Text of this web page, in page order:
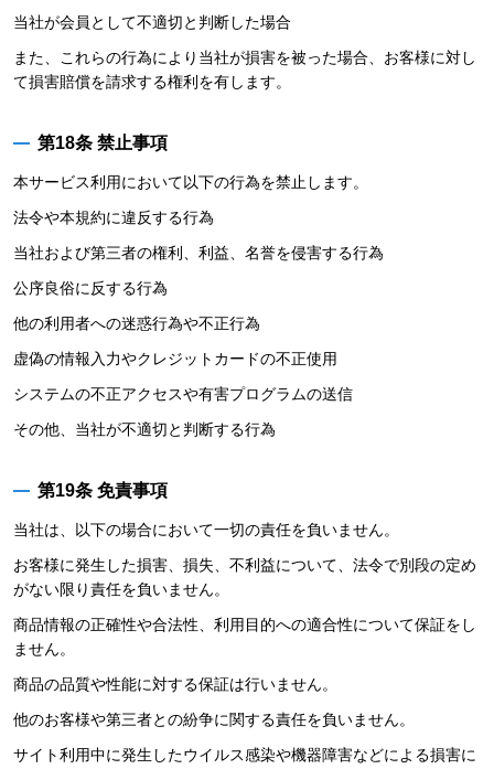
当社が会員として不適切と判断した場合
また、これらの行為により当社が損害を被った場合、お客様に対し
て損害賠償を請求する権利を有します。
第18条 禁止事項
本サービス利用において以下の行為を禁止します。
法令や本規約に違反する行為
当社および第三者の権利、利益、名誉を侵害する行為
公序良俗に反する行為
他の利用者への迷惑行為や不正行為
虚偽の情報入力やクレジットカードの不正使用
システムの不正アクセスや有害プログラムの送信
その他、当社が不適切と判断する行為
第19条 免責事項
当社は、以下の場合において一切の責任を負いません。
お客様に発生した損害、損失、不利益について、法令で別段の定め
がない限り責任を負いません。
商品情報の正確性や合法性、利用目的への適合性について保証をし
ません。
商品の品質や性能に対する保証は行いません。
他のお客様や第三者との紛争に関する責任を負いません。
サイト利用中に発生したウイルス感染や機器障害などによる損害に